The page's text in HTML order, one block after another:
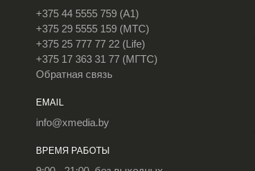
+375 44 5555 759 (A1)
+375 29 5555 159 (МТС)
+375 25 777 77 22 (Life)
+375 17 363 31 77 (МГТС)
Обратная связь
EMAIL
info@xmedia.by
ВРЕМЯ РАБОТЫ